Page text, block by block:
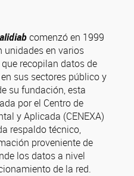
comenzó en 1999
unidades en varios
recopilan datos de
sus sectores público y
su fundación, esta
por el Centro de
y Aplicada (CENEXA)
respaldo técnico,
proveniente de
los datos a nivel
de la red.